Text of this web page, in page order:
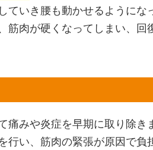
ていき腰も動かせるようにな
筋肉が硬くなってしまい、回
みや炎症を早期に取り除き
行い、筋肉の緊張が原因で負